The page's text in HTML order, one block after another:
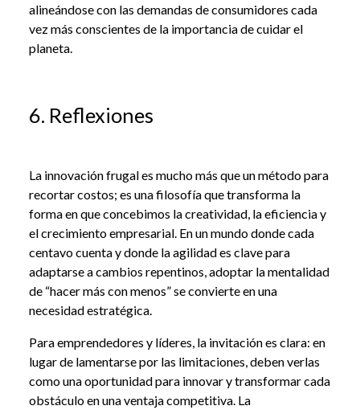
alineándose con las demandas de consumidores cada
vez más conscientes de la importancia de cuidar el
planeta.
6. Reflexiones
La innovación frugal es mucho más que un método para
recortar costos; es una filosofía que transforma la
forma en que concebimos la creatividad, la eficiencia y
el crecimiento empresarial. En un mundo donde cada
centavo cuenta y donde la agilidad es clave para
adaptarse a cambios repentinos, adoptar la mentalidad
de “hacer más con menos” se convierte en una
necesidad estratégica.
Para emprendedores y líderes, la invitación es clara: en
lugar de lamentarse por las limitaciones, deben verlas
como una oportunidad para innovar y transformar cada
obstáculo en una ventaja competitiva. La